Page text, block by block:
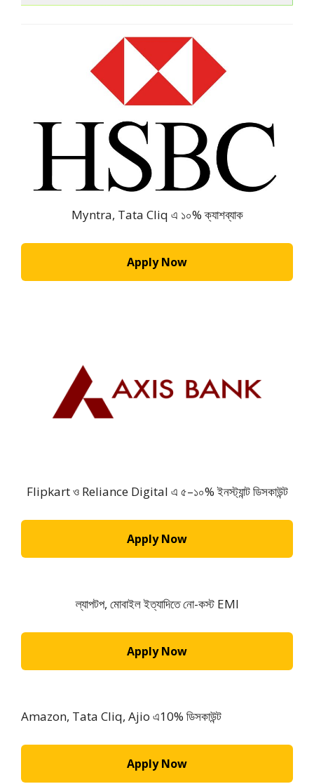
Myntra, Tata Cliq এ ১০% ক্যাশব্যাক
Apply Now
Flipkart ও Reliance Digital এ ৫–১০% ইনস্ট্যান্ট ডিসকাউন্ট
Apply Now
ল্যাপটপ, মোবাইল ইত্যাদিতে নো-কস্ট EMI
Apply Now
Amazon, Tata Cliq, Ajio এ10% ডিসকাউন্ট
Apply Now